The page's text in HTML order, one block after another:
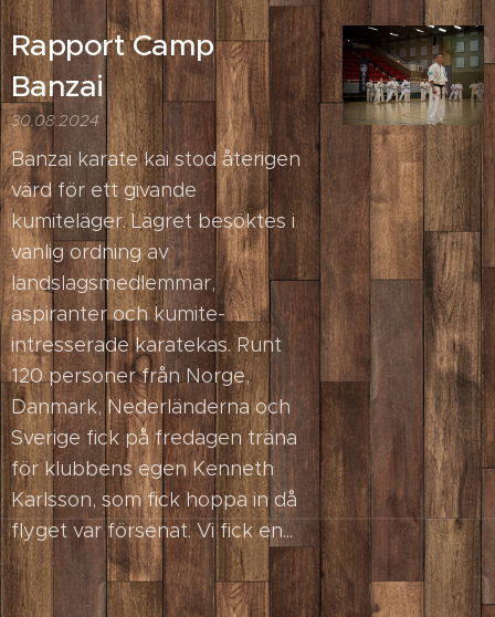
Rapport Camp
Banzai
30.08.2024
Banzai karate kai stod återigen
värd för ett givande
kumiteläger. Lägret besöktes i
vanlig ordning av
landslagsmedlemmar,
aspiranter och kumite-
intresserade karatekas. Runt
120 personer från Norge,
Danmark, Nederländerna och
Sverige fick på fredagen träna
för klubbens egen Kenneth
Karlsson, som fick hoppa in då
flyget var försenat. Vi fick en...